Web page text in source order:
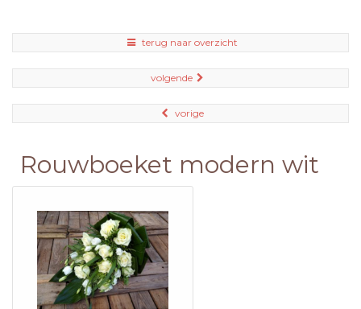
terug naar overzicht
volgende
vorige
Rouwboeket modern wit